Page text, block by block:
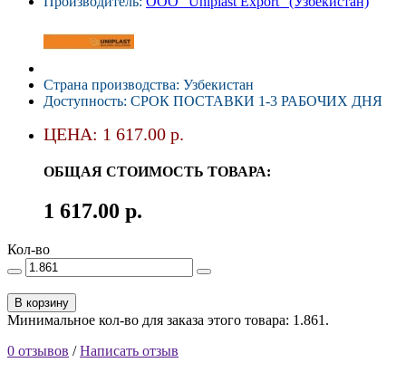
Страна производства: Узбекистан
Доступность: СРОК ПОСТАВКИ 1-3 РАБОЧИХ ДНЯ
ЦЕНА: 1 617.00 р.
ОБЩАЯ СТОИМОСТЬ ТОВАРА:
1 617.00 р.
Кол-во
В корзину
Минимальное кол-во для заказа этого товара: 1.861.
0 отзывов /Написать отзыв